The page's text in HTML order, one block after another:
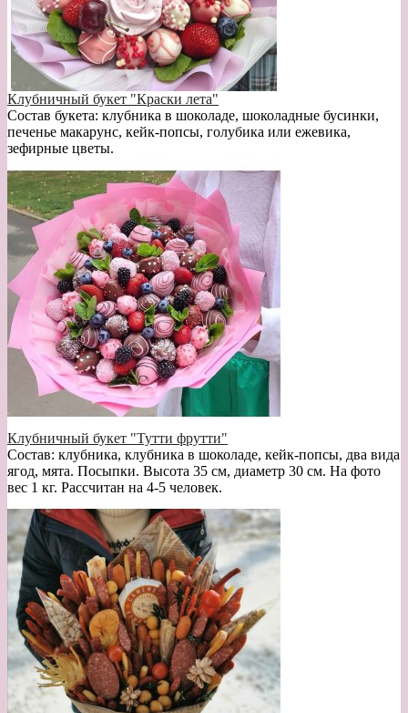
Клубничный букет "Краски лета"
Состав букета: клубника в шоколаде, шоколадные бусинки,
печенье макарунс, кейк-попсы, голубика или ежевика,
зефирные цветы.
Клубничный букет "Тутти фрутти"
Состав: клубника, клубника в шоколаде, кейк-попсы, два вида
ягод, мята. Посыпки. Высота 35 см, диаметр 30 см. На фото
вес 1 кг. Рассчитан на 4-5 человек.